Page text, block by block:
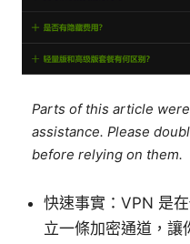
Parts of this article
assistance. Please
before relying on them.
快速事實：VPN 是
立一條加密通道，讓